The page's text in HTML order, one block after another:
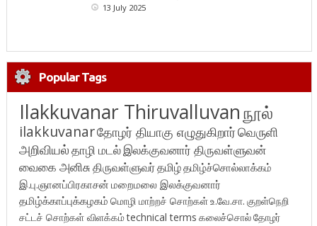
13 July 2025
Popular Tags
Ilakkuvanar Thiruvalluvanநூல்
ilakkuvanarதோழர் தியாகு எழுதுகிறார்வெருளி
அறிவியல்தாழி மடல்இலக்குவனார் திருவள்ளுவன்
வைகை அனிசுதிருவள்ளுவர்தமிழ்தமிழ்ச்சொல்லாக்கம்
இ.பு.ஞானப்பிரகாசன் மறைமலை இலக்குவனார்
தமிழ்க்காப்புக்கழகம் மொழி மாற்றச் சொற்கள்உ.வே.சா. குறள்நெறி
சட்டச் சொற்கள் விளக்கம்technical terms கலைச்சொல்தோழர்